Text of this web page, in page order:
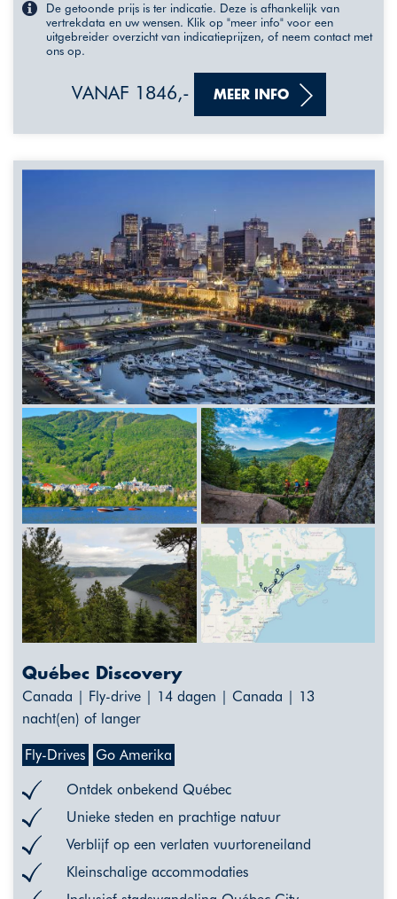
De getoonde prijs is ter indicatie. Deze is afhankelijk van
vertrekdata en uw wensen. Klik op "meer info" voor een
uitgebreider overzicht van indicatieprijzen, of neem contact met
ons op.
VANAF 1846,- MEER INFO
Québec Discovery
Canada | Fly-drive | 14 dagen | Canada | 13
nacht(en) of langer
Fly-Drives Go Amerika
Ontdek onbekend Québec
Unieke steden en prachtige natuur
Verblijf op een verlaten vuurtoreneiland
Kleinschalige accommodaties